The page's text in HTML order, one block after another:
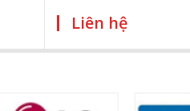
Liên hệ